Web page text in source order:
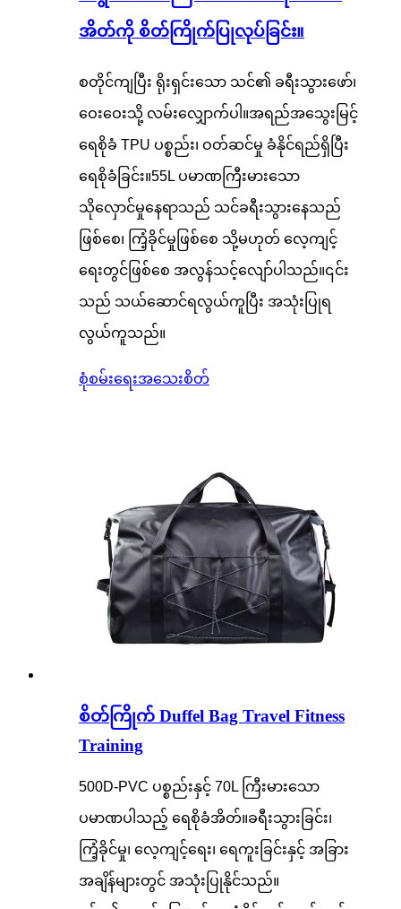
အိတ်ကို စိတ်ကြိုက်ပြုလုပ်ခြင်း။
စတိုင်ကျပြီး ရိုးရှင်းသော သင်၏ ခရီးသွားဖော်၊
ဝေးဝေးသို့ လမ်းလျှောက်ပါ။အရည်အသွေးမြင့်
ရေစိုခံ TPU ပစ္စည်း၊ ဝတ်ဆင်မှု ခံနိုင်ရည်ရှိပြီး
ရေစိုခံခြင်း။55L ပမာဏကြီးမားသော
သိုလှောင်မှုနေရာသည် သင်ခရီးသွားနေသည်
ဖြစ်စေ၊ ကြံ့ခိုင်မှုဖြစ်စေ သို့မဟုတ် လေ့ကျင့်
ရေးတွင်ဖြစ်စေ အလွန်သင့်လျော်ပါသည်။၎င်း
သည် သယ်ဆောင်ရလွယ်ကူပြီး အသုံးပြုရ
လွယ်ကူသည်။
စုံစမ်းရေးအသေးစိတ်
စိတ်ကြိုက် Duffel Bag Travel Fitness
Training
500D-PVC ပစ္စည်းနှင့် 70L ကြီးမားသော
ပမာဏပါသည့် ရေစိုခံအိတ်။ခရီးသွားခြင်း၊
ကြံ့ခိုင်မှု၊ လေ့ကျင့်ရေး၊ ရေကူးခြင်းနှင့် အခြား
အချိန်များတွင် အသုံးပြုနိုင်သည်။